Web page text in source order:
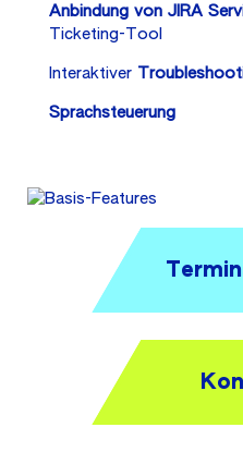
Anbindung von JIRA
Ticketing-Tool
Interaktiver
Sprachsteuerung